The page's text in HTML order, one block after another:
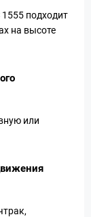
1555 подходит
на высоте
или